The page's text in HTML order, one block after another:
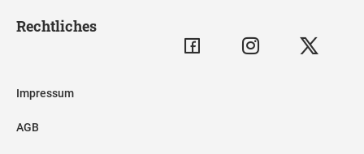
Rechtliches
Impressum
AGB